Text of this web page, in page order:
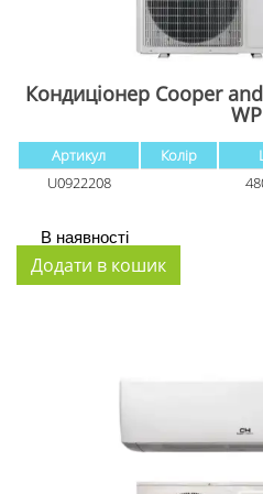
Кондиціонер Cooper
WP
Артикул Колір
U0922208
В наявності